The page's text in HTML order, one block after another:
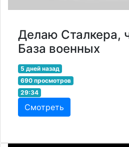
Делаю Сталкера,
База военных
5 дней назад
690 просмотров
29:34
Смотреть